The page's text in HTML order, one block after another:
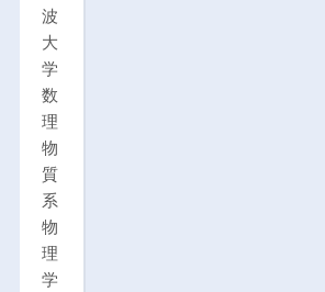
波
大
学
数
理
物
質
系
物
理
学